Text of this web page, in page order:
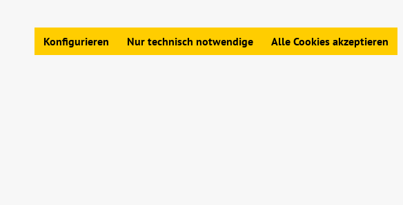
Geschäftsbedingungen|Widerrufsbelehrung|Datenschutz|Impressum
Nur technisch notwendige
Konfigurieren Alle Cookies akzeptieren